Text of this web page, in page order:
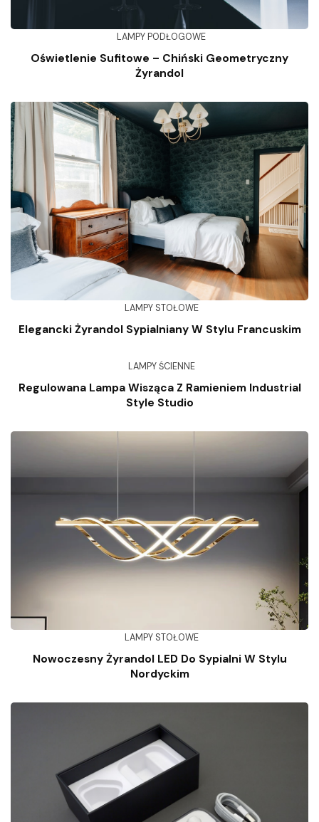
LAMPY PODŁOGOWE
Oświetlenie Sufitowe – Chiński Geometryczny
Żyrandol
LAMPY STOŁOWE
Elegancki Żyrandol Sypialniany W Stylu Francuskim
LAMPY ŚCIENNE
Regulowana Lampa Wisząca Z Ramieniem Industrial
Style Studio
LAMPY STOŁOWE
Nowoczesny Żyrandol LED Do Sypialni W Stylu
Nordyckim